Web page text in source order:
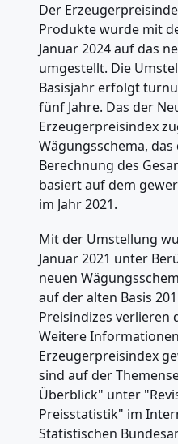
Der
Produkte wurde mit
Januar 2024 auf das
umgestellt. Die
Basisjahr erfolgt
fünf Jahre. Das der
Erzeugerpreisindex
Wägungsschema,
Berechnung des
basiert auf dem
im Jahr 2021.
Mit der Umstellung
Januar 2021 unter
neuen
auf der alten Basis
Preisindizes verlieren
Weitere
Erzeugerpreisindex
sind auf der
Überblick" unter
Preisstatistik" im
Statistischen